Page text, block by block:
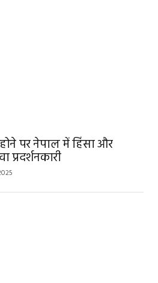
पर नेपाल में हिंसा और